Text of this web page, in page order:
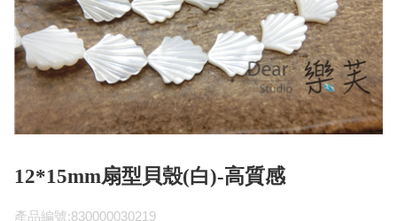
12*15mm扇型貝殼(白)-高質感
產品編號:830000030219